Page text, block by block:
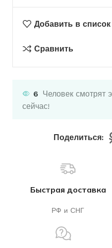
Добавить в
Сравнить
6 Человек смотрят
сейчас!
Поделиться:
Быстрая доставка
РФ и СНГ